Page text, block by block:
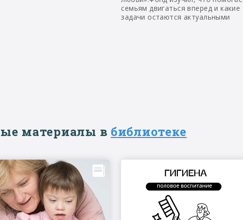
семьям двигаться вперед и какие
задачи остаются актуальными
материалы в библиотеке